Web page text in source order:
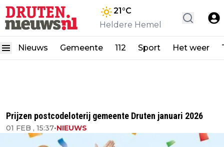
21°C
Heldere Hemel
Nieuws Gemeente 112 Sport Het weer
Prijzen postcodeloterij gemeente Druten januari 2026
01 FEB , 15:37•NIEUWS